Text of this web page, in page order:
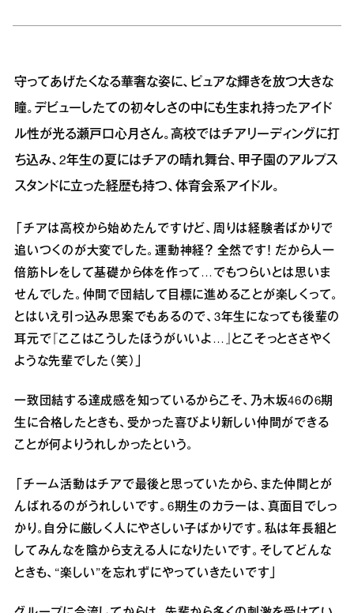
守ってあげたくなる華奢な姿に、ピュアな輝きを放つ大きな
瞳。デビューしたての初々しさの中にも生まれ持ったアイド
ル性が光る瀬戸口心月さん。高校ではチアリーディングに打
ち込み、2年生の夏にはチアの晴れ舞台、甲子園のアルプス
スタンドに立った経歴も持つ、体育会系アイドル。
「チアは高校から始めたんですけど、周りは経験者ばかりで
追いつくのが大変でした。運動神経？ 全然です！ だから人一
倍筋トレをして基礎から体を作って…でもつらいとは思いま
せんでした。仲間で団結して目標に進めることが楽しくって。
とはいえ引っ込み思案でもあるので、3年生になっても後輩の
耳元で『ここはこうしたほうがいいよ…』とこそっとささやく
ような先輩でした（笑）」
一致団結する達成感を知っているからこそ、乃木坂46の6期
生に合格したときも、受かった喜びより新しい仲間ができる
ことが何よりうれしかったという。
「チーム活動はチアで最後と思っていたから、また仲間とが
んばれるのがうれしいです。6期生のカラーは、真面目でしっ
かり。自分に厳しく人にやさしい子ばかりです。私は年長組と
してみんなを陰から支える人になりたいです。そしてどんな
ときも、“楽しい”を忘れずにやっていきたいです」